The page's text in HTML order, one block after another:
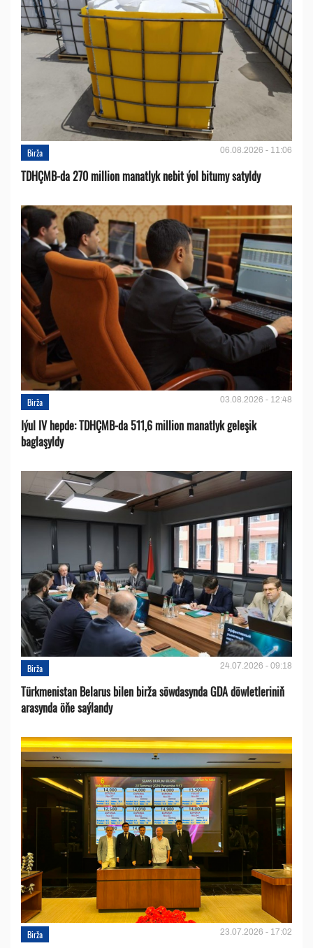
Birža 06.08.2026 - 11:06
TDHÇMB-da 270 million manatlyk nebit ýol bitumy satyldy
Birža 03.08.2026 - 12:48
Iýul IV hepde: TDHÇMB-da 511,6 million manatlyk geleşik
baglaşyldy
Birža 24.07.2026 - 09:18
Türkmenistan Belarus bilen birža söwdasynda GDA döwletleriniň
arasynda öňe saýlandy
Birža 23.07.2026 - 17:02